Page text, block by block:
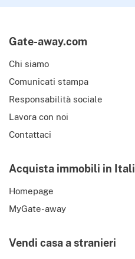
Gate-away.com
Chi siamo
Comunicati stampa
Responsabilità sociale
Lavora con noi
Contattaci
Acquista immobili in
Homepage
MyGate-away
Vendi casa a stranieri